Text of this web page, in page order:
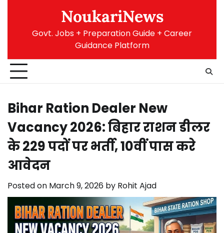
NoukariNews
Govt. Jobs + Preparation Guide + Career
Guidance Platform
Bihar Ration Dealer New
Vacancy 2026: बिहार राशन डीलर
के 229 पदों पर भर्ती, 10वीं पास करे
आवेदन
Posted on March 9, 2026 by Rohit Ajad